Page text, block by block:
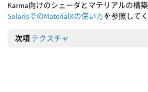
Karma向けのシェーダとマテリアルの構
SolarisでのMaterialXの使い方を参照して
次項 テクスチャ